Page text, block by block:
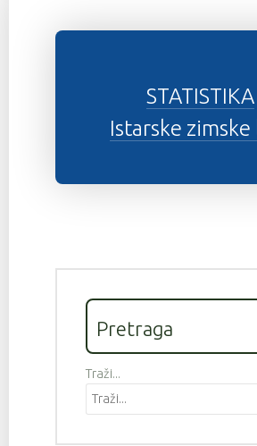
STATISTIKA
Istarske zimske
Pretraga
Traži...